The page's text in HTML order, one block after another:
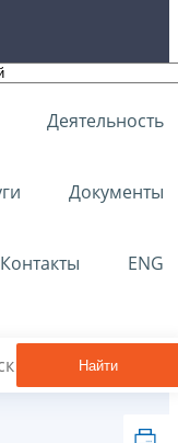
Деятельность
Документы
Контакты ENG
Найти